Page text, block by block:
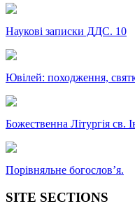
Наукові записки ДДС. 10
Ювілей: походження,
Божественна Літургія св.
Порівняльне богословʼя.
SITE SECTIONS